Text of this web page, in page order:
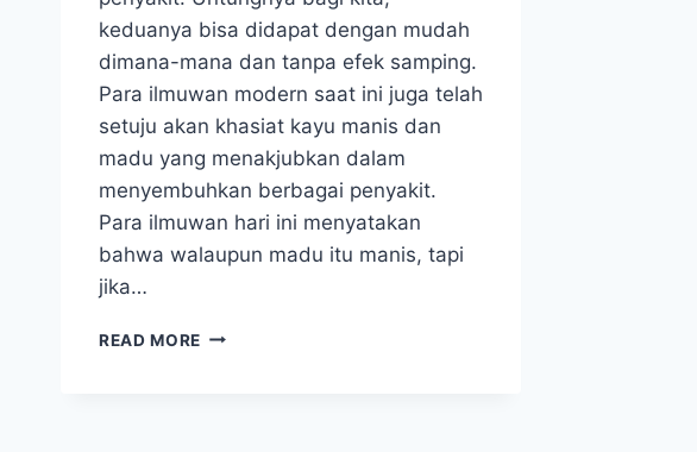
keduanya bisa didapat dengan mudah
dimana-mana dan tanpa efek samping.
Para ilmuwan modern saat ini juga telah
setuju akan khasiat kayu manis dan
madu yang menakjubkan dalam
menyembuhkan berbagai penyakit.
Para ilmuwan hari ini menyatakan
bahwa walaupun madu itu manis, tapi
jika…
READ MORE GABUNGAN